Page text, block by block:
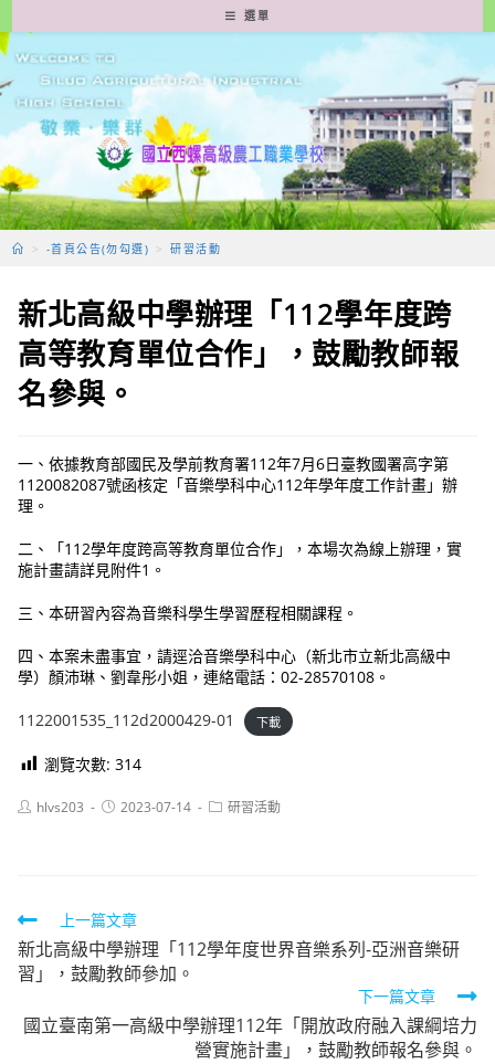
轉
至
要
容
選單
> -首頁公告(勿勾選) > 研習活動
新北高級中學辦理「112學年度跨
高等教育單位合作」，鼓勵教師報
名參與。
一、依據教育部國民及學前教育署112年7月6日臺教國署高字第
1120082087號函核定「音樂學科中心112年學年度工作計畫」辦
理。
二、「112學年度跨高等教育單位合作」，本場次為線上辦理，實
施計畫請詳見附件1。
三、本研習內容為音樂科學生學習歷程相關課程。
四、本案未盡事宜，請逕洽音樂學科中心（新北市立新北高級中
學）顏沛琳、劉韋彤小姐，連絡電話：02-28570108。
1122001535_112d2000429-01 下載
瀏覽次數: 314
Posthlvs203
Post2023-07-14
Post研習活動
Read
more
articles
上一篇文章
新北高級中學辦理「112學年度世界音樂系列-亞洲音樂研
習」，鼓勵教師參加。
下一篇文章
國立臺南第一高級中學辦理112年「開放政府融入課綱培力
營實施計畫」，鼓勵教師報名參與。